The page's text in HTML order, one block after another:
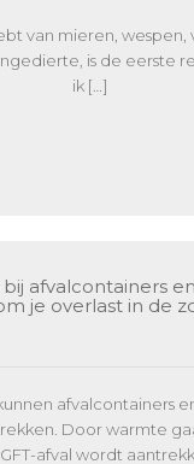
van mieren, wespen,
is de eerste
ik […]
afvalcontainers en
je overlast in de
afvalcontainers en
Door warmte
afval wordt